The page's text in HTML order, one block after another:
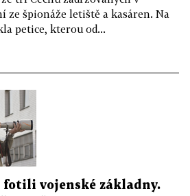
ze špionáže letiště a kasáren. Na
petice, kterou od...
fotili vojenské základny.